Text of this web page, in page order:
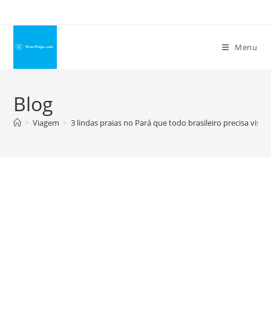
conteúdo
Menu
Blog
> Viagem > 3 lindas praias no Pará que todo brasileiro precisa